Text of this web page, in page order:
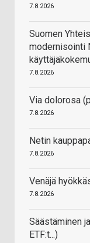
7.8.2026
Suomen
modernisointi
7.8.2026
Via dolorosa
7.8.2026
Netin
7.8.2026
Venäjä
7.8.2026
Säästäminen
ETF:t...)